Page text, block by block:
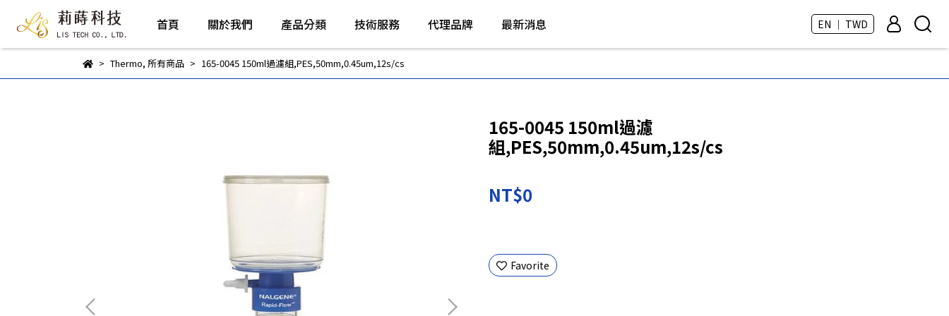
首頁 關於我們 產品分類 技術服務 代理品牌 最新消息 EN ｜ TWD
Thermo, 所有商品 165-0045 150ml過濾組,PES,50mm,0.45um,12s/cs
165-0045 150ml過濾
組,PES,50mm,0.45um,12s/cs
NT$0
Favorite